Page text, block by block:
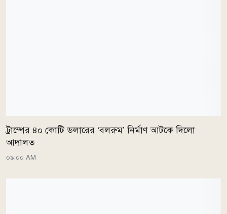
ট্রাম্পের ৪০ কোটি ডলারের ‘বলরুম’ নির্মাণ আটকে দিলো
আদালত
০৯:০০ AM